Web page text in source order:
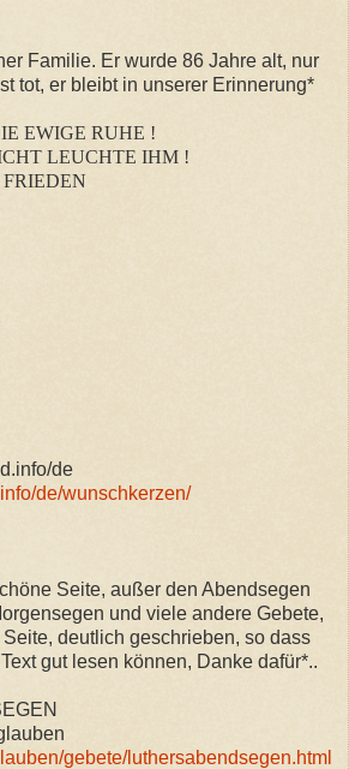
Familie. Er wurde 86 Jahre alt, nur
tot, er bleibt in unserer Erinnerung*
EWIGE RUHE !
LEUCHTE IHM !
de
de/wunschkerzen/
Seite, außer den Abendsegen
und viele andere Gebete,
deutlich geschrieben, so dass
gut lesen können, Danke dafür*..
gebete/luthersabendsegen.html